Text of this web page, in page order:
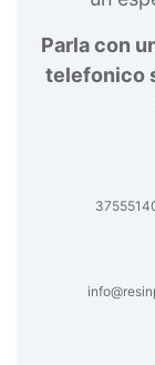
Parla con
telefonico